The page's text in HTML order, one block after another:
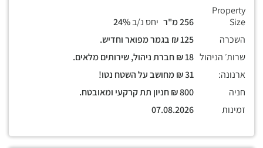
Property
Size
יחס נ/ב
השכרה
שרות׳ הניהול
ארנונה:
חניה
זמינות